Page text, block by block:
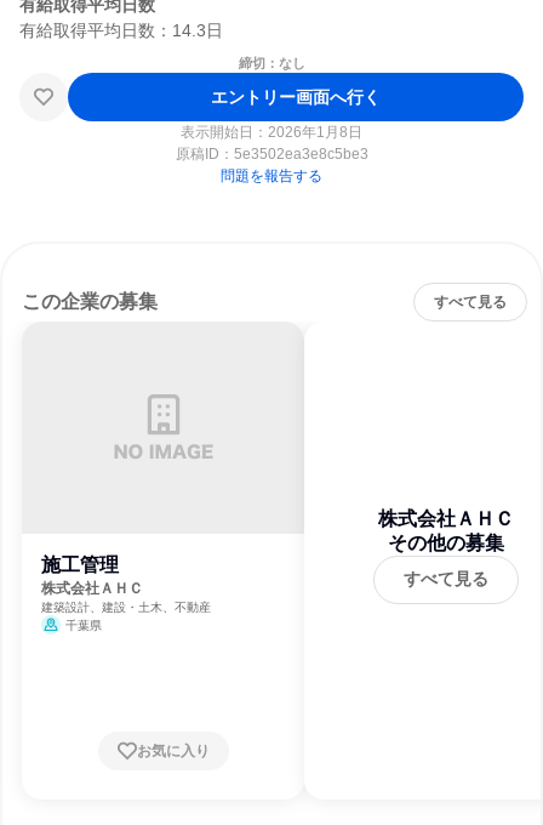
有給取得平均日数
締切：なし
エントリー画面へ行く
表示開始日：2026年1月8日
原稿ID： 5e3502ea3e8c5be3
問題を報告する
この企業の募集 すべて見る
施工管理
株式会社ＡＨＣ
建築設計、建設・土木、不動産
千葉県
お気に入り
株式会社ＡＨＣ
その他の募集
すべて見る